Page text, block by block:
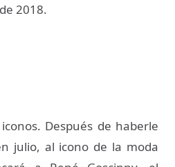
2018.
Después de haberle
julio, al icono de la moda